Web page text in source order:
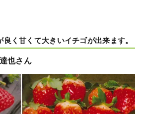
良く甘くて大きいイチゴが出来ます。
也さん